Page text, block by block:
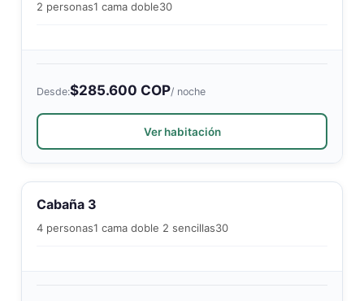
2 personas1 cama doble30
Desde:$285.600 COP/ noche
Ver habitación
Cabaña 3
4 personas1 cama doble 2 sencillas30